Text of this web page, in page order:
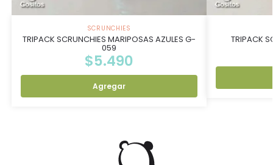
SCRUNCHIES
TRIPACK SCRUNCHIES MARIPOSAS AZULES G-
059
$5.490
Agregar
TRIPACK